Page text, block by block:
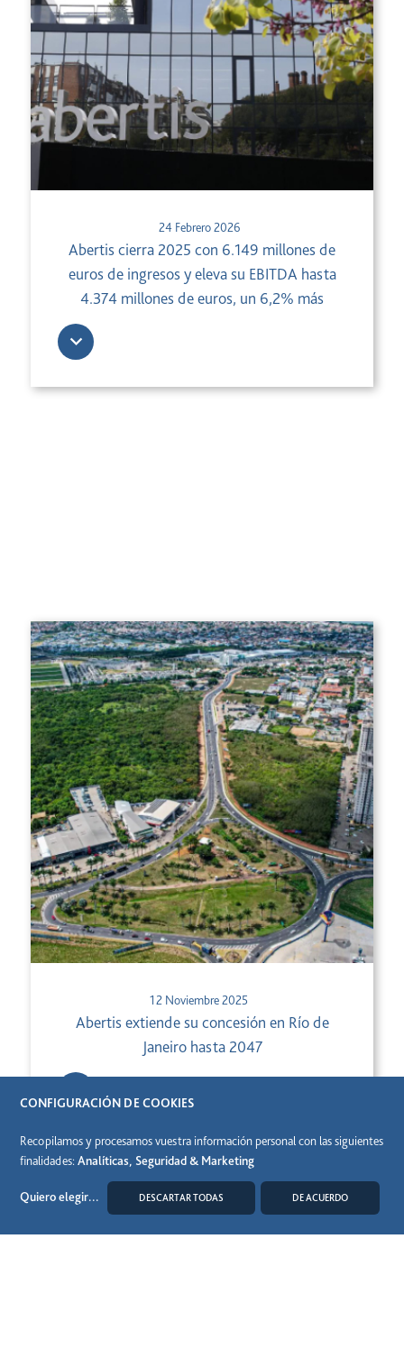
Abertis cierra 2025 con 6.149 millones de
euros de ingresos y eleva su EBITDA hasta
4.374 millones de euros, un 6,2% más
24 Febrero 2026
Abertis extiende su concesión en Río de
Janeiro hasta 2047
12 Noviembre 2025
CONFIGURACIÓN DE COOKIES
Recopilamos y procesamos vuestra información personal con las siguientes
finalidades: Analíticas, Seguridad & Marketing
Quiero elegir... DESCARTAR TODAS DE ACUERDO